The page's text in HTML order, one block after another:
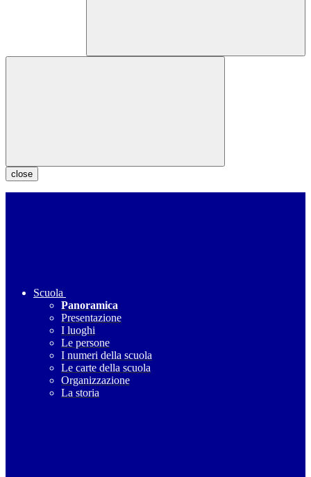
close
Scuola
Panoramica
Presentazione
I luoghi
Le persone
I numeri della scuola
Le carte della scuola
Organizzazione
La storia